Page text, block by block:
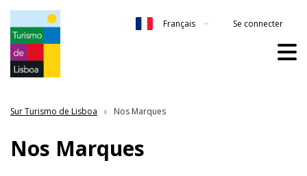
Français Se connecter
Sur Turismo de Lisboa Nos Marques
Nos Marques